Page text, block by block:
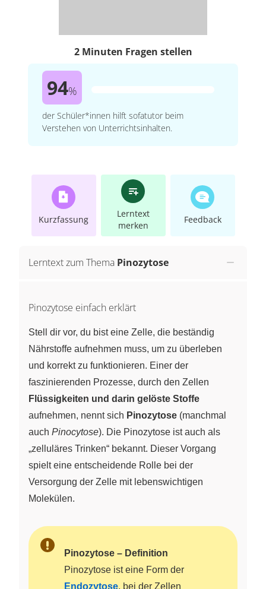
2 Minuten Fragen stellen
94%
der Schüler*innen hilft sofatutor beim
Verstehen von Unterrichtsinhalten.
Kurzfassung
Lerntext
merken
Feedback
Lerntext zum Thema Pinozytose
Pinozytose einfach erklärt
Stell dir vor, du bist eine Zelle, die beständig
Nährstoffe aufnehmen muss, um zu überleben
und korrekt zu funktionieren. Einer der
faszinierenden Prozesse, durch den Zellen
Flüssigkeiten und darin gelöste Stoffe
aufnehmen, nennt sich Pinozytose (manchmal
auch Pinocytose). Die Pinozytose ist auch als
„zelluläres Trinken“ bekannt. Dieser Vorgang
spielt eine entscheidende Rolle bei der
Versorgung der Zelle mit lebenswichtigen
Molekülen.
Pinozytose – Definition
Pinozytose ist eine Form der
Endozytose, bei der Zellen